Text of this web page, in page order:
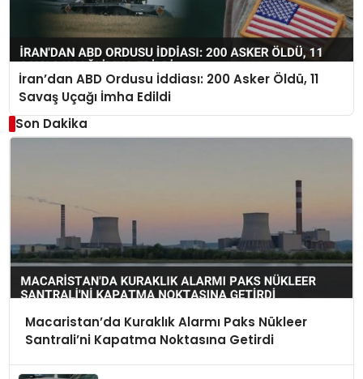
İran’dan ABD Ordusu İddiası: 200 Asker Öldü, 11
Savaş Uçağı İmha Edildi
Son Dakika
Macaristan’da Kuraklık Alarmı Paks Nükleer
Santrali’ni Kapatma Noktasına Getirdi